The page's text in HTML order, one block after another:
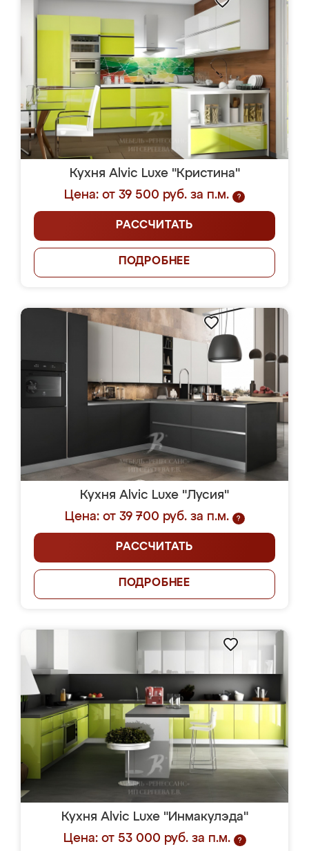
Кухня Alvic Luxe "Кристина"
Цена: от 39 500 руб. за п.м.
?
РАССЧИТАТЬ
ПОДРОБНЕЕ
Кухня Alvic Luxe "Лусия"
Цена: от 39 700 руб. за п.м.
?
РАССЧИТАТЬ
ПОДРОБНЕЕ
Кухня Alvic Luxe "Инмакулэда"
Цена: от 53 000 руб. за п.м.
?